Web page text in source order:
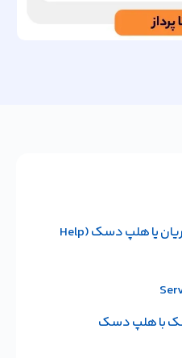
نرم افزار پشتیبانی مشتریان یا هلپ دسک (Help
با هلپ دسک